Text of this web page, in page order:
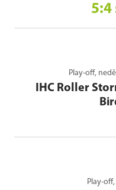
5:4
Play-off,
IHC Roller
Play-